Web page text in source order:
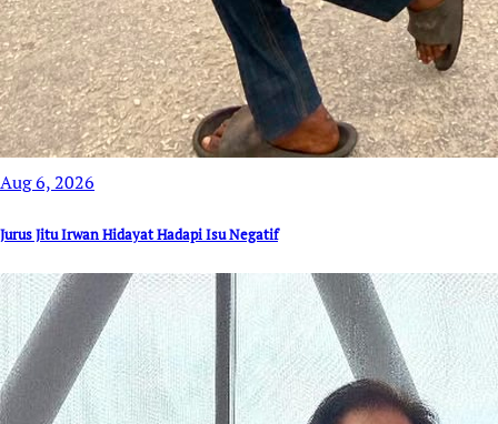
Aug 6, 2026
Jurus Jitu Irwan Hidayat Hadapi Isu Negatif